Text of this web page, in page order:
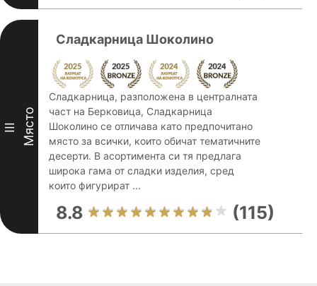
III Място
Сладкарница Шоколино
Сладкарница, разположена в централната
част на Берковица, Сладкарница
Шоколино се отличава като предпочитано
място за всички, които обичат тематичните
десерти. В асортимента си тя предлага
широка гама от сладки изделия, сред
които фигурират ...
8.8 (115)